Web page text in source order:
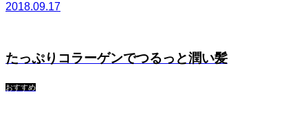
2018.09.17
たっぷりコラーゲンでつるっと潤い髪
おすすめ